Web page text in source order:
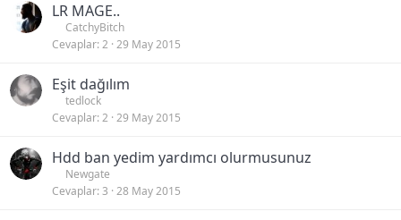
LR MAGE..
CatchyBitch
Cevaplar 2 29 May 2015
Eşit dağılım
tedlock
Cevaplar 2 29 May 2015
Hdd ban yedim yardımcı olurmusunuz
Newgate
Cevaplar 3 28 May 2015